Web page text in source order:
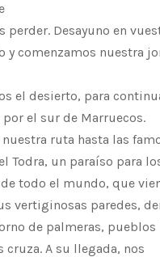
perder. Desayuno en
y comenzamos nuestra
el desierto, para
el sur de Marruecos.
ruta hasta las
Todra, un paraíso para
todo el mundo, que
vertiginosas paredes,
de palmeras, pueblos
cruza. A su llegada, nos